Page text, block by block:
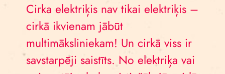
Cirka elektriķis nav tikai elektriķis –
cirkā ikvienam jābūt
multimāksliniekam! Un cirkā viss ir
savstarpēji saistīts. No elektriķa vai